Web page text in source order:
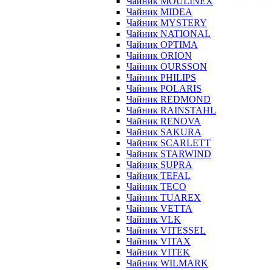
Чайник MIDEA
Чайник MYSTERY
Чайник NATIONAL
Чайник OPTIMA
Чайник ORION
Чайник OURSSON
Чайник PHILIPS
Чайник POLARIS
Чайник REDMOND
Чайник RAINSTAHL
Чайник RENOVA
Чайник SAKURA
Чайник SCARLETT
Чайник STARWIND
Чайник SUPRA
Чайник TEFAL
Чайник TECO
Чайник TUAREX
Чайник VETTA
Чайник VLK
Чайник VITESSEL
Чайник VITAX
Чайник VITEK
Чайник WILMARK